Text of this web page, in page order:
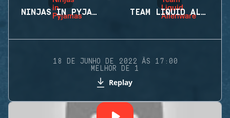
NINJAS IN PYJAMAS TEAM LIQUID ALIENWARE
18 DE JUNHO DE 2022 ÀS 17:00
MELHOR DE 1
Replay